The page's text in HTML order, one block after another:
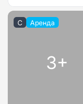
C Аренда
3+